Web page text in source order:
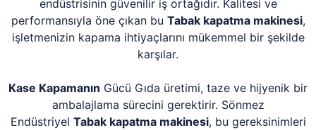
endüstrisinin güvenilir iş ortağıdır. Kalitesi ve
performansıyla öne çıkan bu Tabak kapatma makinesi,
işletmenizin kapama ihtiyaçlarını mükemmel bir şekilde
karşılar.
Kase Kapamanın Gücü Gıda üretimi, taze ve hijyenik bir
ambalajlama sürecini gerektirir. Sönmez
Endüstriyel Tabak kapatma makinesi, bu gereksinimleri